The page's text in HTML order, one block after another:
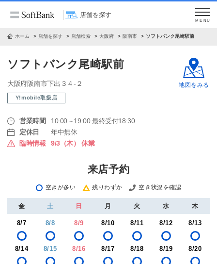
店舗を探す
MENU
ホーム 店舗を探す 店舗検索 大阪府 阪南市 ソフトバンク尾崎駅前
ソフトバンク尾崎駅前
大阪府阪南市下出３４‐２
Y!mobile取扱店
営業時間
10:00～19:00 最終受付18:30
定休日
年中無休
臨時情報
9/3（木） 休業
地図をみる
来店予約
空きが多い 残りわずか 空き状況を確認
金 土 日 月 火 水 木
8/7 8/8 8/9 8/10 8/11 8/12 8/13
8/14 8/15 8/16 8/17 8/18 8/19 8/20